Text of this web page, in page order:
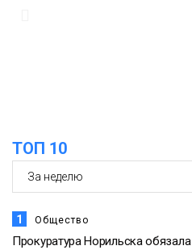
ТОП 10
1 Общество
Прокуратура Норильска обязала